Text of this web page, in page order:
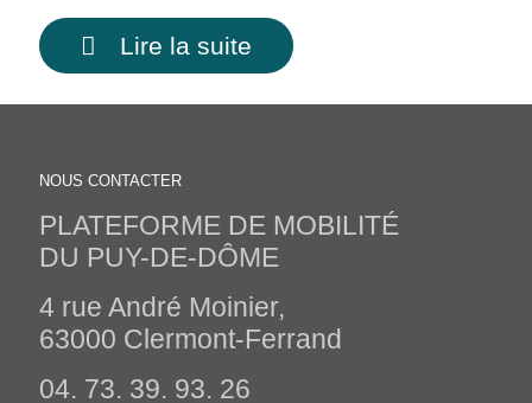
Lire la suite
NOUS CONTACTER
PLATEFORME DE MOBILITÉ
DU PUY-DE-DÔME
4 rue André Moinier,
63000 Clermont-Ferrand
04. 73. 39. 93. 26